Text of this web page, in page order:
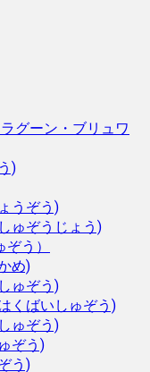
ラグーン・ブリュワ
)
うぞう)
ゅぞうじょう)
う）
め)
ゅぞう)
くばいしゅぞう)
ゅぞう)
ぞう)
う)